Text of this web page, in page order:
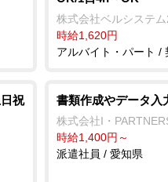
株式会社ベルシステ
時給1,620円
アルバイト・パート /
祝
書類作成やデータ入
株式会社I・
時給1,400円～
派遣社員 / 愛知県